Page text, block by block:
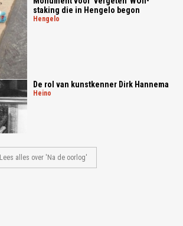
staking die in Hengelo begon
hengelo
De rol van kunstkenner Dirk Hannema
heino
Lees alles over 'Na de oorlog'